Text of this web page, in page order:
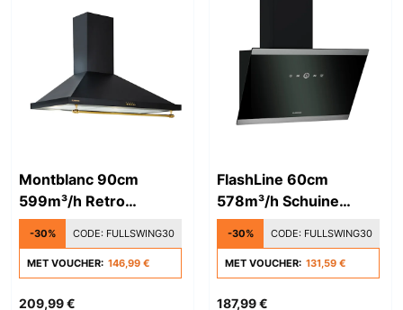
Montblanc 90cm
599m³/h Retro
Afzuigkap Zwart
-30% CODE: FULLSWING30
MET VOUCHER: 146,99 €
209,99 €
FlashLine 60cm
578m³/h Schuine
Afzuigkap Zwart/Zilver
-30% CODE: FULLSWING30
MET VOUCHER: 131,59 €
187,99 €